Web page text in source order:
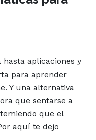
hasta aplicaciones y
para aprender
Y una alternativa
que sentarse a
que el
aquí te dejo